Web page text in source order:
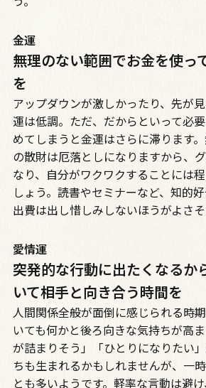
金運
無理のない範囲でお金を使っ
を
アップダウンが激しかったり、先が
運は低調。ただ、だからといって必
めてしまうと金運はさらに滞ります
の散財は厄落としになりますから、
なり、自分がワクワクすることには
しょう。読書やセミナーなど、知的
出費は出し惜しみしないほうがよさそ
愛情運
突発的な行動に出たくなるか
いて相手と向き合う時間を
人間関係全般が面倒に感じられる時
いても何かと後ろ向きな気持ちが高
が詰まりそう」「ひとりになりたい
ちも生まれるかもしれませんが、一
とも多いようです。軽率な言動は避